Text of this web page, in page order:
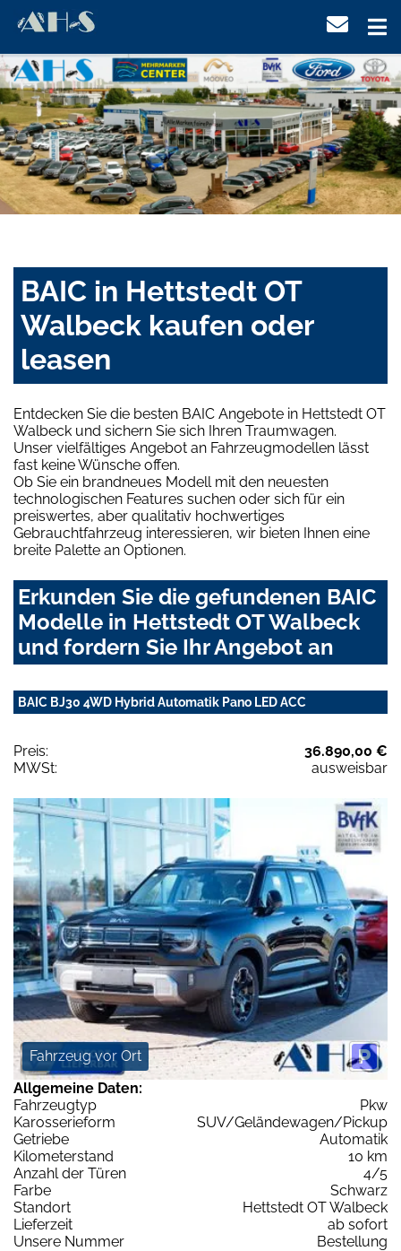
BAIC in Hettstedt OT
Walbeck kaufen oder
leasen
Entdecken Sie die besten BAIC Angebote in Hettstedt OT
Walbeck und sichern Sie sich Ihren Traumwagen.
Unser vielfältiges Angebot an Fahrzeugmodellen lässt
fast keine Wünsche offen.
Ob Sie ein brandneues Modell mit den neuesten
technologischen Features suchen oder sich für ein
preiswertes, aber qualitativ hochwertiges
Gebrauchtfahrzeug interessieren, wir bieten Ihnen eine
breite Palette an Optionen.
Erkunden Sie die gefundenen BAIC
Modelle in Hettstedt OT Walbeck
und fordern Sie Ihr Angebot an
BAIC BJ30 4WD Hybrid Automatik Pano LED ACC
Preis:
36.890,00 €
MWSt:
ausweisbar
Fahrzeug vor Ort
Allgemeine Daten:
Fahrzeugtyp
Pkw
Karosserieform
SUV/Geländewagen/Pickup
Getriebe
Automatik
Kilometerstand
10 km
Anzahl der Türen
4/5
Farbe
Schwarz
Standort
Hettstedt OT Walbeck
Lieferzeit
ab sofort
Unsere Nummer
Bestellung